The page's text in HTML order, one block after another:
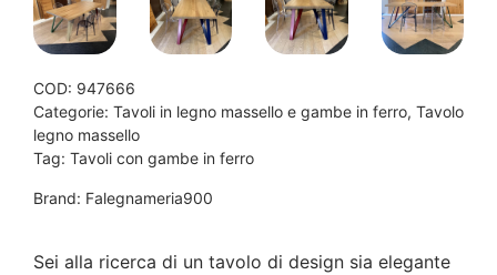
COD: 947666
Categorie: Tavoli in legno massello e gambe in ferro, Tavolo
legno massello
Tag: Tavoli con gambe in ferro
Brand: Falegnameria900
Sei alla ricerca di un tavolo di design sia elegante